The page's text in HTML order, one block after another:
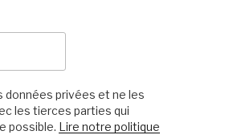
données privées et ne les
les tierces parties qui
possible. Lire notre politique